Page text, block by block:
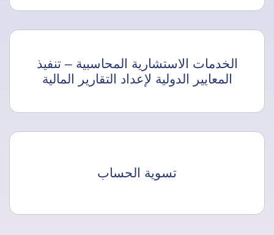
الخدمات الاستشارية المحاسبية – تنفيذ
المعايير الدولية لإعداد التقارير المالية
تسوية الحساب